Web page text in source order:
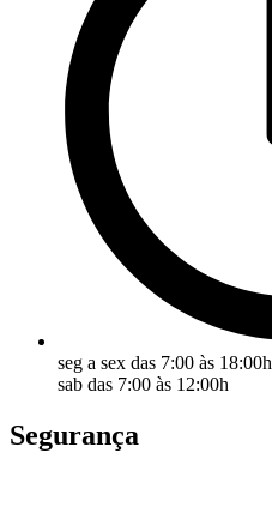
seg a sex das 7:00 às 18:00h
sab das 7:00 às 12:00h
Segurança